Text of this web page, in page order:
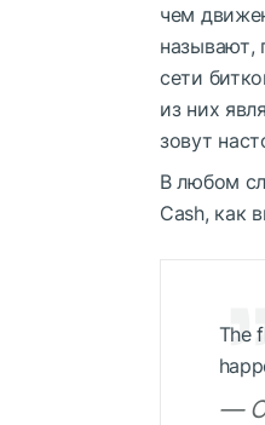
чем
называют,
сети
из них
зовут
В любом
Cash, как
The
—